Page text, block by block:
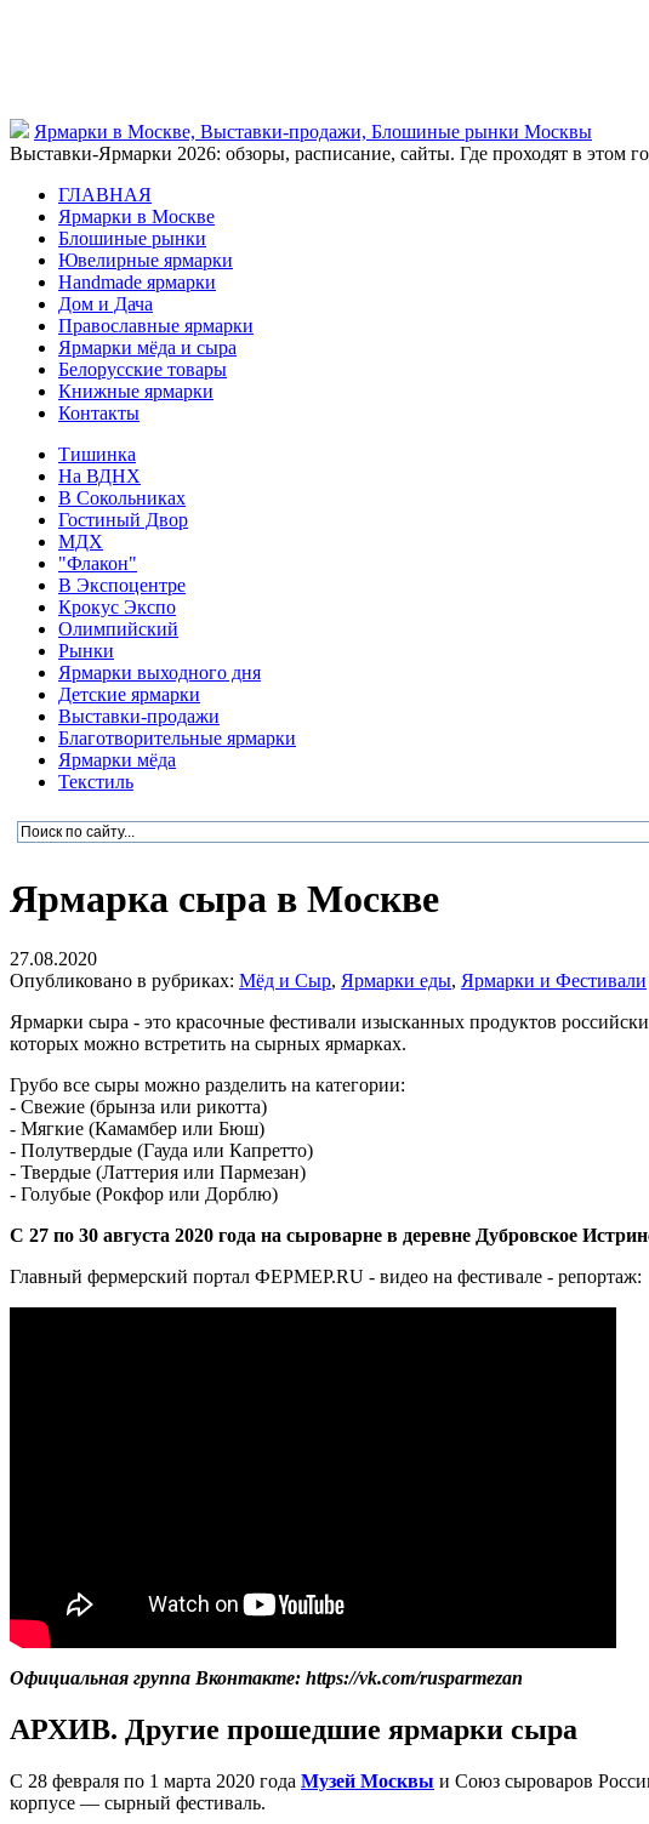
Ярмарки в Москве, Выставки-продажи, Блошиные рынки Москвы
Выставки-Ярмарки 2026: обзоры, расписание, сайты. Где проходят в этом
ГЛАВНАЯ
Ярмарки в Москве
Блошиные рынки
Ювелирные ярмарки
Нandmade ярмарки
Дом и Дача
Православные ярмарки
Ярмарки мёда и сыра
Белорусские товары
Книжные ярмарки
Контакты
Тишинка
На ВДНХ
В Сокольниках
Гостиный Двор
МДХ
"Флакон"
В Экспоцентре
Крокус Экспо
Олимпийский
Рынки
Ярмарки выходного дня
Детские ярмарки
Выставки-продажи
Благотворительные ярмарки
Ярмарки мёда
Текстиль
Ярмарка сыра в Москве
27.08.2020
Опубликовано в рубриках: Мёд и Сыр, Ярмарки еды, Ярмарки и Фестивали
Ярмарки сыра - это красочные фестивали изысканных продуктов
которых можно встретить на сырных ярмарках.
Грубо все сыры можно разделить на категории:
- Свежие (брынза или рикотта)
- Мягкие (Камамбер или Бюш)
- Полутвердые (Гауда или Капретто)
- Твердые (Латтерия или Пармезан)
- Голубые (Рокфор или Дорблю)
С 27 по 30 августа 2020 года на сыроварне в деревне Дубровское
Главный фермерский портал ФЕРМЕР.RU - видео на фестивале - репортаж:
Официальная группа Вконтакте: https://vk.com/rusparmezan
АРХИВ. Другие прошедшие ярмарки сыра
С 28 февраля по 1 марта 2020 года Музей Москвы и Союз сыроваров
корпусе — сырный фестиваль.